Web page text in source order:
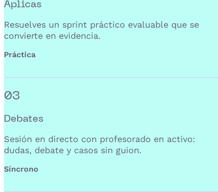
Aplicas
Resuelves un sprint práctico evaluable que se
convierte en evidencia.
Práctica
03
Debates
Sesión en directo con profesorado en activo:
dudas, debate y casos sin guion.
Síncrono